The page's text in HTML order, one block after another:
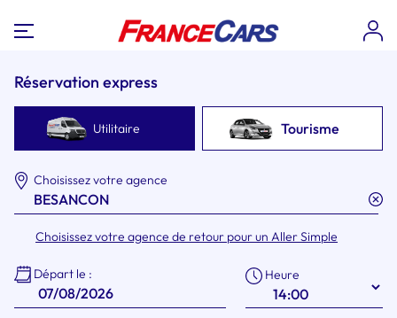
Réservation express
Utilitaire Tourisme
Choisissez votre agence
Choisissez votre agence de retour pour un Aller Simple
Départ le : Heure